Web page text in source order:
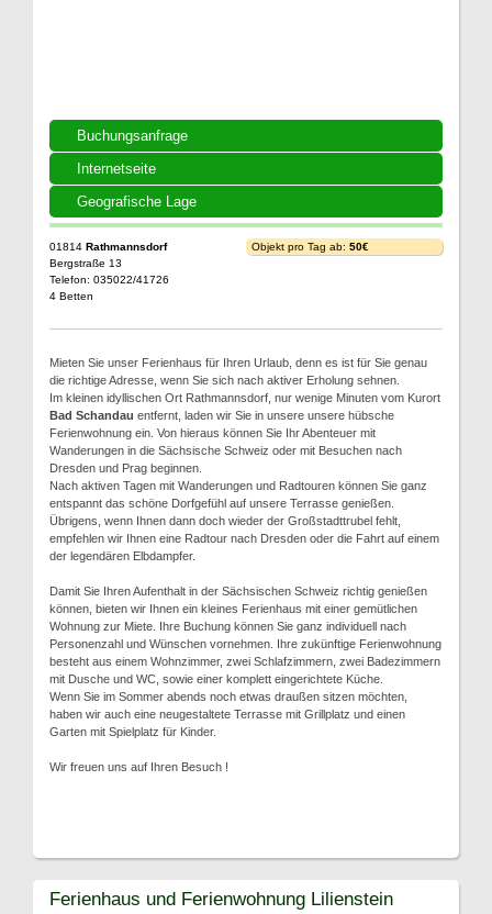
Buchungsanfrage
Internetseite
Geografische Lage
01814 Rathmannsdorf
Bergstraße 13
Telefon: 035022/41726
4 Betten
Objekt pro Tag ab: 50€
Mieten Sie unser Ferienhaus für Ihren Urlaub, denn es ist für Sie genau
die richtige Adresse, wenn Sie sich nach aktiver Erholung sehnen.
Im kleinen idyllischen Ort Rathmannsdorf, nur wenige Minuten vom Kurort
Bad Schandau entfernt, laden wir Sie in unsere unsere hübsche
Ferienwohnung ein. Von hieraus können Sie Ihr Abenteuer mit
Wanderungen in die Sächsische Schweiz oder mit Besuchen nach
Dresden und Prag beginnen.
Nach aktiven Tagen mit Wanderungen und Radtouren können Sie ganz
entspannt das schöne Dorfgefühl auf unsere Terrasse genießen.
Übrigens, wenn Ihnen dann doch wieder der Großstadttrubel fehlt,
empfehlen wir Ihnen eine Radtour nach Dresden oder die Fahrt auf einem
der legendären Elbdampfer.
Damit Sie Ihren Aufenthalt in der Sächsischen Schweiz richtig genießen
können, bieten wir Ihnen ein kleines Ferienhaus mit einer gemütlichen
Wohnung zur Miete. Ihre Buchung können Sie ganz individuell nach
Personenzahl und Wünschen vornehmen. Ihre zukünftige Ferienwohnung
besteht aus einem Wohnzimmer, zwei Schlafzimmern, zwei Badezimmern
mit Dusche und WC, sowie einer komplett eingerichtete Küche.
Wenn Sie im Sommer abends noch etwas draußen sitzen möchten,
haben wir auch eine neugestaltete Terrasse mit Grillplatz und einen
Garten mit Spielplatz für Kinder.
Wir freuen uns auf Ihren Besuch !
Ferienhaus und Ferienwohnung Lilienstein